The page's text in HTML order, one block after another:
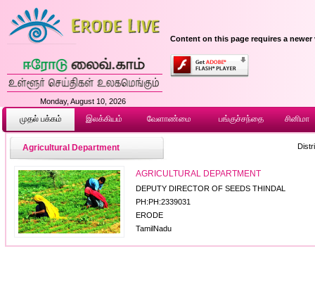
Monday, August 10, 2026
Content on this page requires a
முதல் ப‌க்க‌ம் இலக்கியம் வேளாண்மை பங்குச்சந்தை சினிமா
Agricultural Department
AGRICULTURAL DEPARTMENT
DEPUTY DIRECTOR OF SEEDS THINDAL
PH:PH:2339031
ERODE
TamilNadu